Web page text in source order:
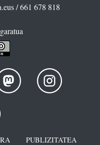
/ 661 678 818
PUBLIZITATEA